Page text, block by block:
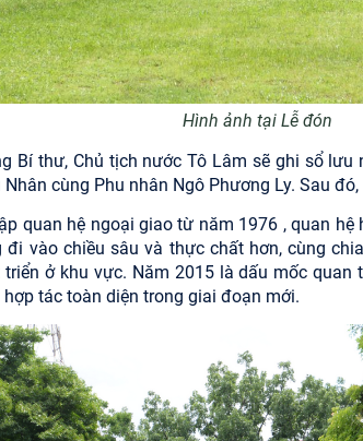
Hình ảnh tại Lễ đón
Bí thư, Chủ tịch nước Tô Lâm sẽ ghi sổ
cùng Phu nhân Ngô Phương Ly. Sau
quan hệ ngoại giao từ năm 1976 , quan
đi vào chiều sâu và thực chất hơn, cùng
ở khu vực. Năm 2015 là dấu mốc
tác toàn diện trong giai đoạn mới.